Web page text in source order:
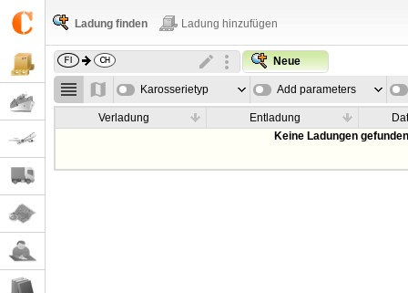
Ladung finden Ladung hinzufügen
Neue
Karosserietyp Add parameters
Verladung Entladung
Keine Ladungen